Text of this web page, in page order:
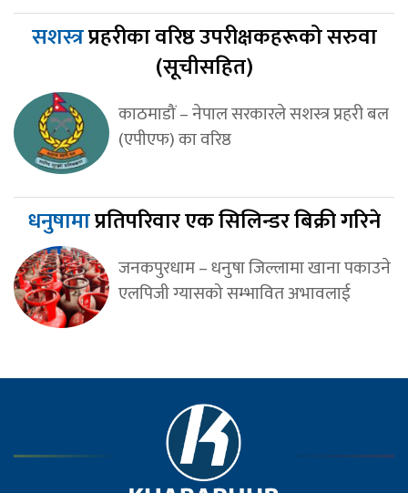
सशस्त्रप्रहरीका वरिष्ठ उपरीक्षकहरूको सरुवा
(सूचीसहित)
काठमाडौं – नेपाल सरकारले सशस्त्र प्रहरी बल
(एपीएफ) का वरिष्ठ
धनुषामाप्रतिपरिवार एक सिलिन्डर बिक्री गरिने
जनकपुरधाम – धनुषा जिल्लामा खाना पकाउने
एलपिजी ग्यासको सम्भावित अभावलाई